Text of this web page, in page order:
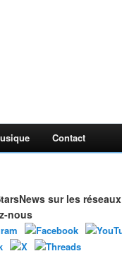
Contact
sur les réseaux
nous